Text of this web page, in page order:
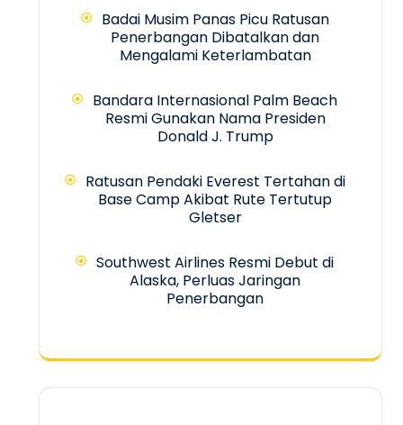
Badai Musim Panas Picu Ratusan
Penerbangan Dibatalkan dan
Mengalami Keterlambatan
Bandara Internasional Palm Beach
Resmi Gunakan Nama Presiden
Donald J. Trump
Ratusan Pendaki Everest Tertahan di
Base Camp Akibat Rute Tertutup
Gletser
Southwest Airlines Resmi Debut di
Alaska, Perluas Jaringan
Penerbangan